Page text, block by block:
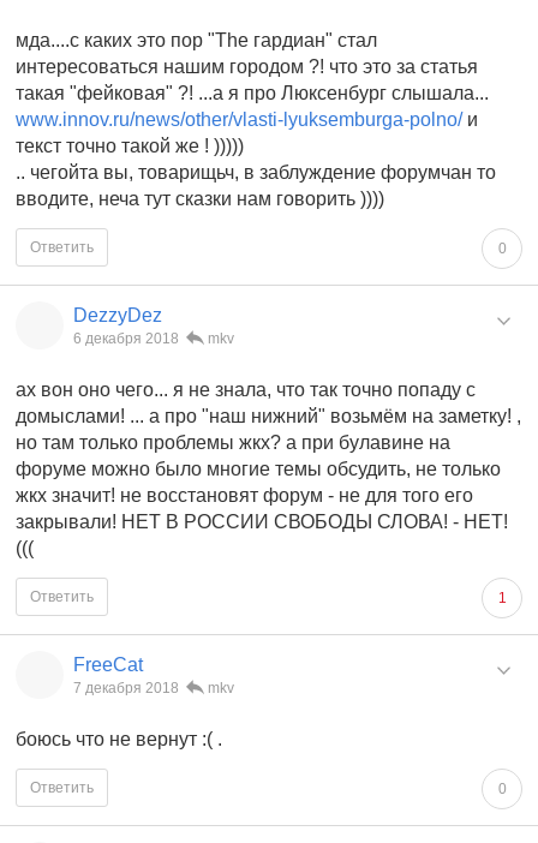
мда....с каких это пор "The гардиан" стал
интересоваться нашим городом ?! что это за статья
такая "фейковая" ?! ...а я про Люксенбург слышала...
www.innov.ru/news/other/vlasti-lyuksemburga-polno/и
текст точно такой же ! )))))
.. чегойта вы, товарищьч, в заблуждение форумчан то
вводите, неча тут сказки нам говорить ))))
0
Ответить
DezzyDez
6 декабря 2018 mkv
ах вон оно чего... я не знала, что так точно попаду с
домыслами! ... а про "наш нижний" возьмём на заметку! ,
но там только проблемы жкх? а при булавине на
форуме можно было многие темы обсудить, не только
жкх значит! не восстановят форум - не для того его
закрывали! НЕТ В РОССИИ СВОБОДЫ СЛОВА! - НЕТ!
(((
1
Ответить
FreeCat
7 декабря 2018 mkv
боюсь что не вернут :( .
0
Ответить